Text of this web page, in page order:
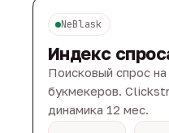
NeBlask
Индекс
Поисковый спрос
букмекеров.
динамика 12 мес.